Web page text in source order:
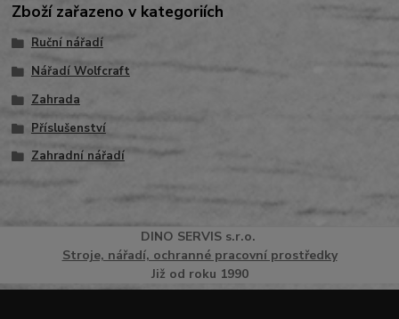
Zboží zařazeno v kategoriích
Ruční nářadí
Nářadí Wolfcraft
Zahrada
Příslušenství
Zahradní nářadí
DINO SERVISs.r.o.
Stroje, nářadí, ochranné pracovní prostředky
Již od roku 1990